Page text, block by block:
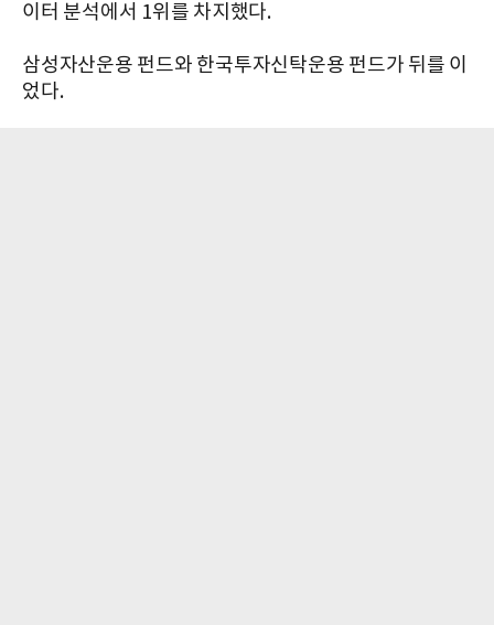
이터 분석에서 1위를 차지했다.
삼성자산운용 펀드와 한국투자신탁운용 펀드가 뒤를 이
었다.